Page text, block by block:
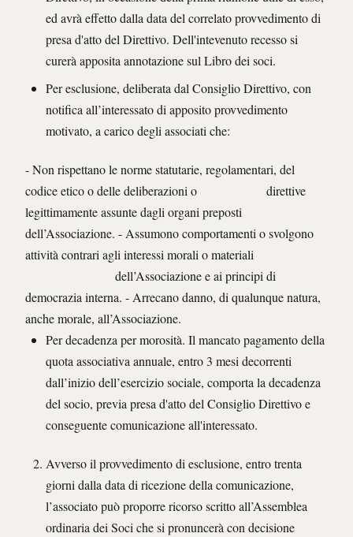
ed avrà effetto dalla data del correlato provvedimento di
presa d'atto del Direttivo. Dell'intevenuto recesso si
curerà apposita annotazione sul Libro dei soci.
Per esclusione, deliberata dal Consiglio Direttivo, con
notifica all’interessato di apposito provvedimento
motivato, a carico degli associati che:
- Non rispettano le norme statutarie, regolamentari, del
codice etico o delle deliberazioni o direttive
legittimamente assunte dagli organi preposti
dell’Associazione. - Assumono comportamenti o svolgono
attività contrari agli interessi morali o materiali
dell’Associazione e ai principi di
democrazia interna. - Arrecano danno, di qualunque natura,
anche morale, all’Associazione.
Per decadenza per morosità. Il mancato pagamento della
quota associativa annuale, entro 3 mesi decorrenti
dall’inizio dell’esercizio sociale, comporta la decadenza
del socio, previa presa d'atto del Consiglio Direttivo e
conseguente comunicazione all'interessato.
Avverso il provvedimento di esclusione, entro trenta
giorni dalla data di ricezione della comunicazione,
l’associato può proporre ricorso scritto all’Assemblea
ordinaria dei Soci che si pronuncerà con decisione